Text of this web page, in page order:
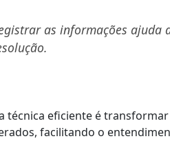
as informações ajuda
técnica eficiente é
facilitando o